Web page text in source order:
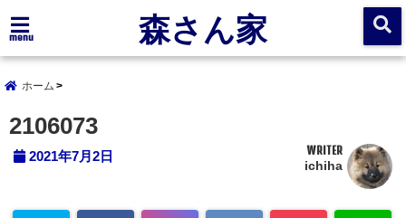
menu 森さん家
ホーム
2106073
2021年7月2日 WRITER
ichiha